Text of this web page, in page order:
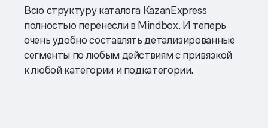
Всю структуру каталога KazanExpress
полностью перенесли в Mindbox. И теперь
очень удобно составлять детализированные
сегменты по любым действиям с привязкой
к любой категории и подкатегории.